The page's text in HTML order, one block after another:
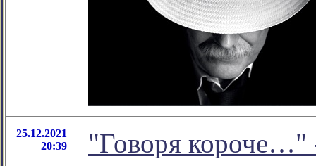
25.12.2021
20:39
"Говоря короче…"